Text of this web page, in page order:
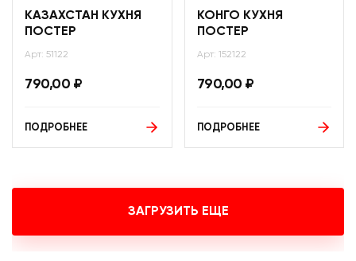
КАЗАХСТАН КУХНЯ
ПОСТЕР
Арт: 51122
790,00 ₽
ПОДРОБНЕЕ
КОНГО КУХНЯ
ПОСТЕР
Арт: 152122
790,00 ₽
ПОДРОБНЕЕ
ЗАГРУЗИТЬ ЕЩЕ